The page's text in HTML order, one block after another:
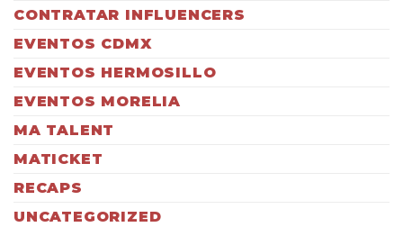
CONTRATAR INFLUENCERS
EVENTOS CDMX
EVENTOS HERMOSILLO
EVENTOS MORELIA
MA TALENT
MATICKET
RECAPS
UNCATEGORIZED